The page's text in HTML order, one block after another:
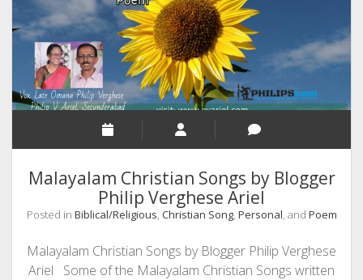
Loving
Mother
Malayalam Christian Songs by Blogger
Philip Verghese Ariel
Posted in Biblical/Religious, Christian Song, Personal, and Poem
Malayalam Christian Songs by Blogger Philip Verghese
Ariel Some of the Malayalam Christian Songs written